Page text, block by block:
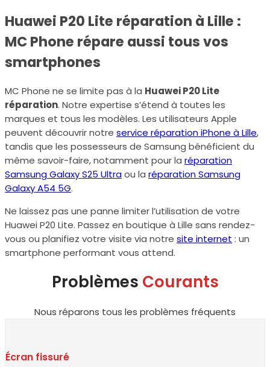
Huawei P20 Lite réparation à Lille :
MC Phone répare aussi tous vos
smartphones
MC Phone ne se limite pas à la Huawei P20 Lite
réparation. Notre expertise s’étend à toutes les
marques et tous les modèles. Les utilisateurs Apple
peuvent découvrir notre service réparation iPhone à Lille,
tandis que les possesseurs de Samsung bénéficient du
même savoir-faire, notamment pour la réparation
Samsung Galaxy S25 Ultraou la réparation Samsung
Galaxy A54 5G.
Ne laissez pas une panne limiter l’utilisation de votre
Huawei P20 Lite. Passez en boutique à Lille sans rendez-
vous ou planifiez votre visite via notre site internet : un
smartphone performant vous attend.
Problèmes Courants
Nous réparons tous les problèmes fréquents
Écran fissuré